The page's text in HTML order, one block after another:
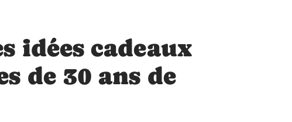
idées cadeaux
de 30 ans de